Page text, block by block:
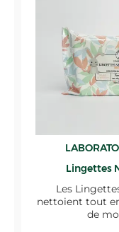
Lingettes
Les
nettoient tout
de